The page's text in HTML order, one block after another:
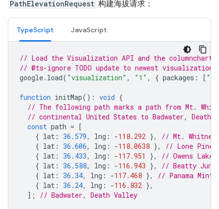
PathElevationRequest 构建海拔请求：
TypeScript JavaScript
// Load the Visualization API and the columnchart
// @ts-ignore TODO update to newest
google. load( "visualization" , "1" , { packages : [
function initMap() : void {
// The following path marks a path from Mt.
// continental United States to Badwater,
const path = [
{ lat : 36.579, lng : -118.292 },
// Mt. Whitney
{ lat : 36.606, lng : -118.0638 },
// Lone Pine
{ lat : 36.433, lng : -117.951 },
// Owens Lake
{ lat : 36.588, lng : -116.943 },
// Beatty
{ lat : 36.34, lng : -117.468 },
// Panama Mint
{ lat : 36.24, lng : -116.832 },
];
// Badwater, Death Valley